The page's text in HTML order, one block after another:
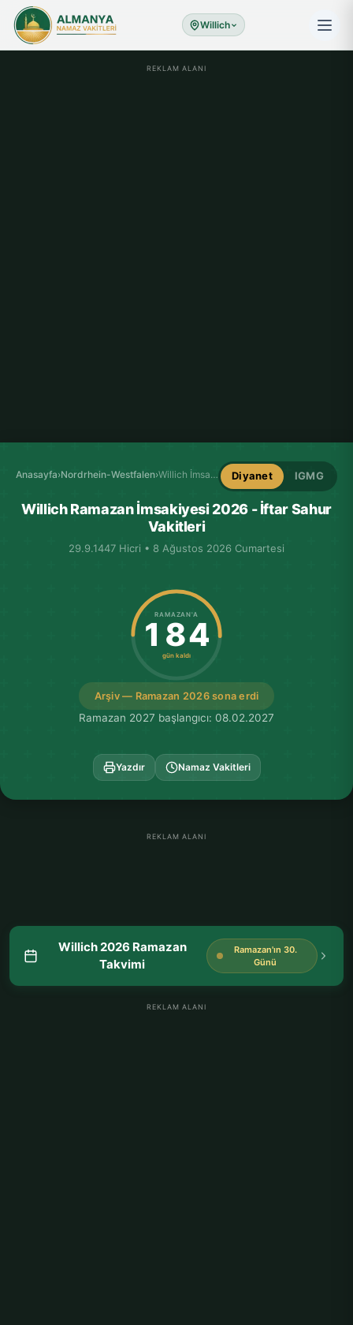
Willich
REKLAM ALANI
Anasayfa›Nordrhein-Westfalen› Willich İmsakiye Diyanet IGMG
Willich Ramazan İmsakiyesi 2026 - İftar Sahur
Vakitleri
29.9.1447 Hicri • 8 Ağustos 2026 Cumartesi
Arşiv — Ramazan 2026 sona erdi
RAMAZAN'A
184
gün kaldı
Ramazan 2027 başlangıcı: 08.02.2027
Yazdır Namaz Vakitleri
REKLAM ALANI
Willich 2026 Ramazan
Takvimi
Ramazan'ın 30.
Günü
REKLAM ALANI